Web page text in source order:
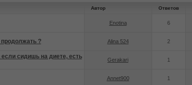
Автор Ответов
Enotina 6
продолжать ? Alina 524 2
сидишь на диете, есть
Gerakari 1
Annet900 1